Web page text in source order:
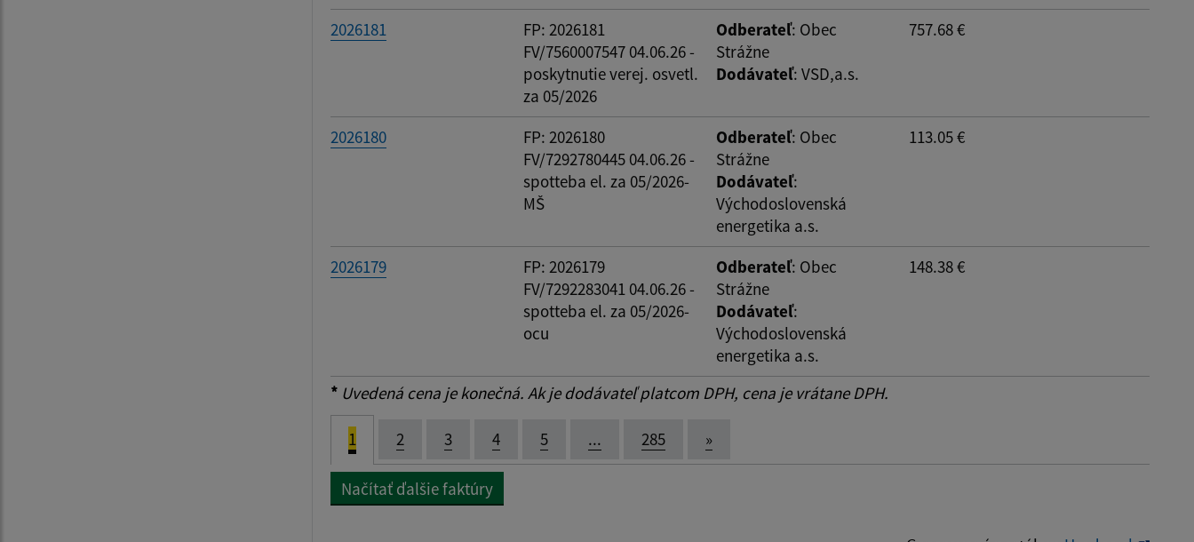
2026181
FP: 2026181
FV/7560007547 04.06.26 -
poskytnutie verej. osvetl.
za 05/2026
Odberateľ: Obec
Strážne
Dodávateľ: VSD,a.s.
757.68 €
2026180
FP: 2026180
FV/7292780445 04.06.26 -
spotteba el. za 05/2026-
MŠ
Odberateľ: Obec
Strážne
Dodávateľ:
Východoslovenská
energetika a.s.
113.05 €
2026179
FP: 2026179
FV/7292283041 04.06.26 -
spotteba el. za 05/2026-
ocu
Odberateľ: Obec
Strážne
Dodávateľ:
Východoslovenská
energetika a.s.
148.38 €
* Uvedená cena je konečná. Ak je dodávateľ platcom DPH, cena je vrátane DPH.
1 2 3 4 5 ... 285 »
Načítať ďalšie faktúry